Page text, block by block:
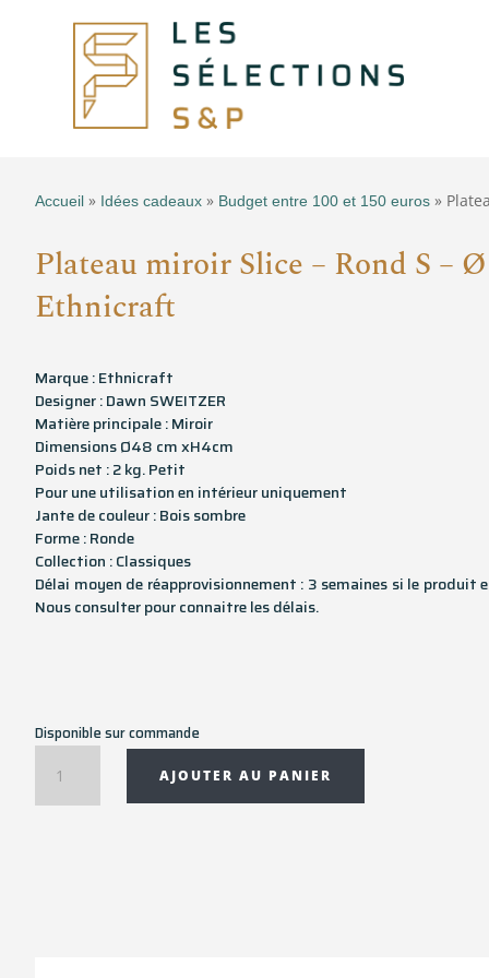
Accueil » Idées cadeaux » Budget entre 100 et 150 euros »
Plateau miroir Slice – Rond S –
Ethnicraft
Marque : Ethnicraft
Designer : Dawn SWEITZER
Matière principale : Miroir
Dimensions Ø48 cm xH4cm
Poids net : 2 kg. Petit
Pour une utilisation en intérieur uniquement
Jante de couleur : Bois sombre
Forme : Ronde
Collection : Classiques
Délai moyen de réapprovisionnement : 3 semaines si le
Nous consulter pour connaitre les délais.
Disponible sur commande
Plateau
AJOUTER AU PANIER